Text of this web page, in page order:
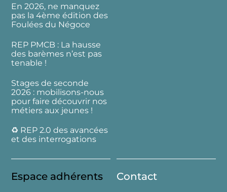
En 2026, ne manquez
pas la 4ème édition des
Foulées du Négoce
REP PMCB : La hausse
des barèmes n’est pas
tenable !
Stages de seconde
2026 : mobilisons-nous
pour faire découvrir nos
métiers aux jeunes !
♻️ REP 2.0 des avancées
et des interrogations
Espace adhérents Contact